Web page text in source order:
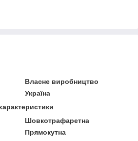
Власне виробництво
Україна
Шовкотрафаретна
Прямокутна